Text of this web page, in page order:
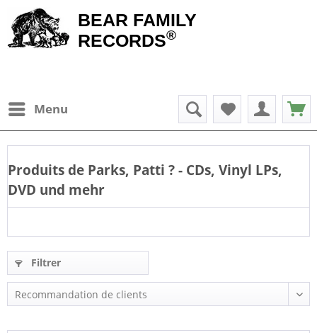
BEAR FAMILY
RECORDS®
Menu
Produits de Parks, Patti ? - CDs, Vinyl LPs,
DVD und mehr
Filtrer